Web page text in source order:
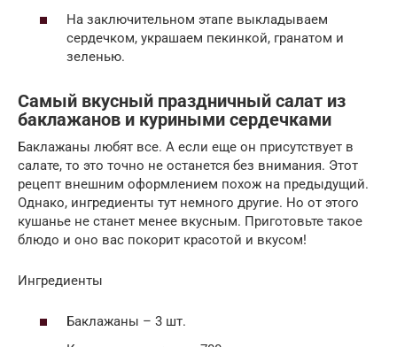
На заключительном этапе выкладываем
сердечком, украшаем пекинкой, гранатом и
зеленью.
Самый вкусный праздничный салат из
баклажанов и куриными сердечками
Баклажаны любят все. А если еще он присутствует в
салате, то это точно не останется без внимания. Этот
рецепт внешним оформлением похож на предыдущий.
Однако, ингредиенты тут немного другие. Но от этого
кушанье не станет менее вкусным. Приготовьте такое
блюдо и оно вас покорит красотой и вкусом!
Ингредиенты
Баклажаны – 3 шт.